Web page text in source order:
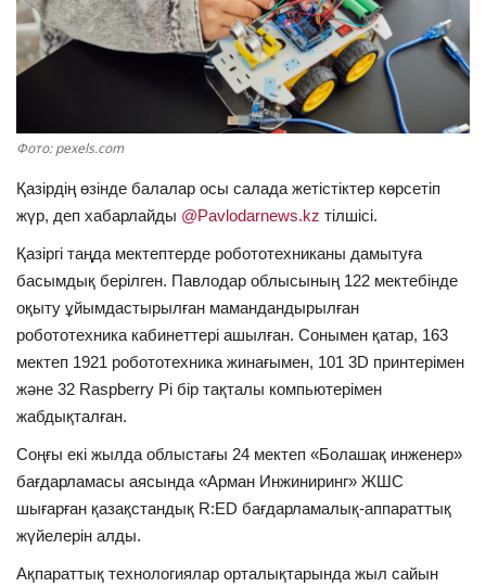
ОЙЫН-САУЫҚ
OFFICIAL
Құрылтай
Тілді тандаңыз
Қазақша Русский
Фото: pexels.com
Қазірдің өзінде балалар осы салада жетістіктер көрсетіп
жүр, деп хабарлайды @Pavlodarnews.kz тілшісі.
Қазіргі таңда мектептерде робототехниканы дамытуға
басымдық берілген. Павлодар облысының 122 мектебінде
оқыту ұйымдастырылған мамандандырылған
робототехника кабинеттері ашылған. Сонымен қатар, 163
мектеп 1921 робототехника жинағымен, 101 3D принтерімен
және 32 Raspberry Pi бір тақталы компьютерімен
жабдықталған.
Соңғы екі жылда облыстағы 24 мектеп «Болашақ инженер»
бағдарламасы аясында «Арман Инжиниринг» ЖШС
шығарған қазақстандық R:ED бағдарламалық-аппараттық
жүйелерін алды.
Ақпараттық технологиялар орталықтарында жыл сайын